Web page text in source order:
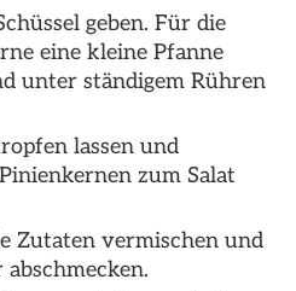
geben. Für die
eine kleine Pfanne
unter ständigem Rühren
lassen und
zum Salat
Zutaten vermischen und